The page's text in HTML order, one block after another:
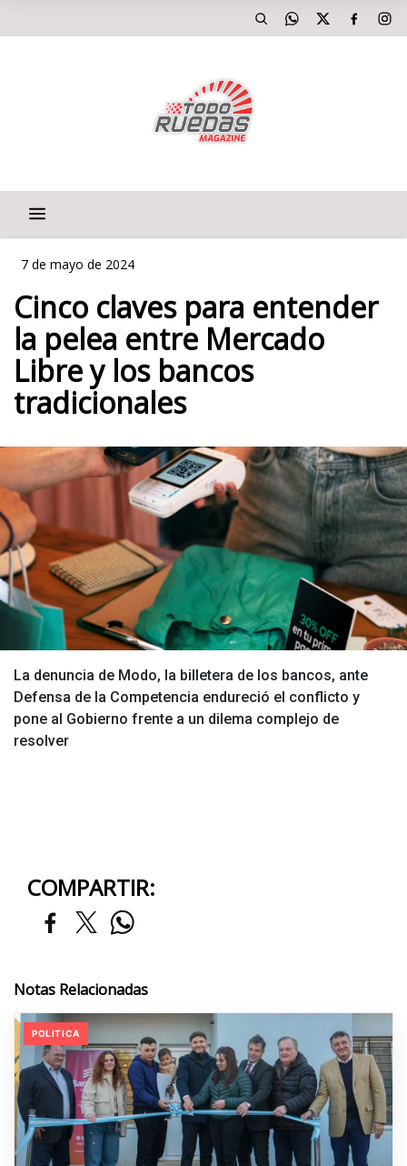
7 de mayo de 2024
Cinco claves para entender
la pelea entre Mercado
Libre y los bancos
tradicionales
La denuncia de Modo, la billetera de los bancos, ante
Defensa de la Competencia endureció el conflicto y
pone al Gobierno frente a un dilema complejo de
resolver
COMPARTIR:
Notas Relacionadas
POLITICA